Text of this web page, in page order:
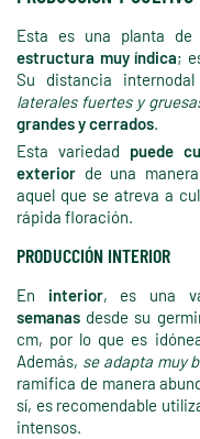
Esta es una planta de
estructura muy índica;
Su distancia
laterales fuertes y
grandes y cerrados.
Esta variedad puede
exterior de una
aquel que se atreva a
rápida floración.
PRODUCCIÓN INTERIOR
En interior, es una
semanas desde su
cm, por lo que es
Además, se adapta muy
ramifica de manera
sí, es recomendable
intensos.